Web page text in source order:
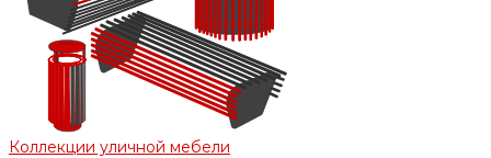
Коллекции уличной мебели